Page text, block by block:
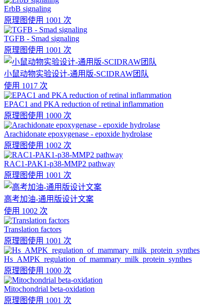
ErbB signaling
原理图使用 1001 次
TGFB - Smad signaling
原理图使用 1001 次
小鼠动物实验设计-通用版-SCIDRAW团队
使用 1017 次
EPAC1 and PKA reduction of retinal inflammation
原理图使用 1000 次
Arachidonate epoxygenase - epoxide hydrolase
原理图使用 1002 次
RAC1-PAK1-p38-MMP2 pathway
原理图使用 1001 次
高考加油-通用版设计文案
使用 1002 次
Translation factors
原理图使用 1001 次
Hs_AMPK_regulation_of_mammary_milk_protein_synthes
原理图使用 1000 次
Mitochondrial beta-oxidation
原理图使用 1001 次